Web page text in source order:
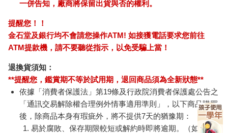
一併告知，廠商將保留出貨與否的權利。
提醒您！！
金石堂及銀行均不會請您操作ATM! 如接獲電話要求您前往
ATM提款機，請不要聽從指示，以免受騙上當！
退換貨須知：
**提醒您，鑑賞期不等於試用期，退回商品須為全新狀態**
依據「消費者保護法」第19條及行政院消費者保護處公告之
「通訊交易解除權合理例外情事適用準則」，以下商品購買
後，除商品本身有瑕疵外，將不提供7天的猶豫期：
易於腐敗、保存期限較短或解約時即將逾期。（如：生